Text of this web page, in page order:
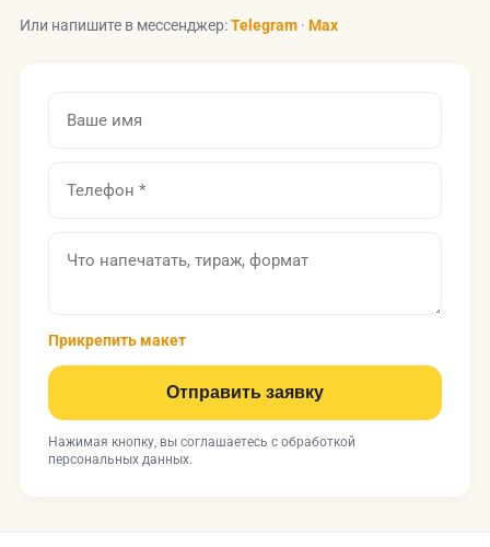
Или напишите в мессенджер:Telegram · Max
Прикрепить макет
Отправить заявку
Нажимая кнопку, вы соглашаетесь с обработкой
персональных данных.